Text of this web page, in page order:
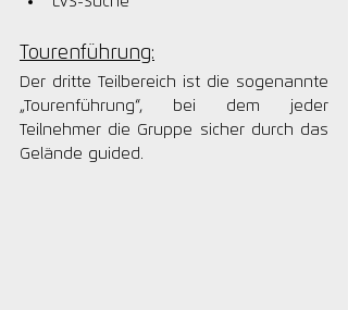
Tourenführung:
Der dritte Teilbereich ist die sogenannte
„Tourenführung“, bei dem jeder
Teilnehmer die Gruppe sicher durch das
Gelände guided.